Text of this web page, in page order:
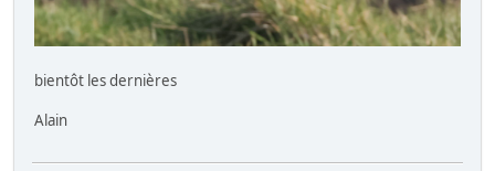
bientôt les dernières
Alain